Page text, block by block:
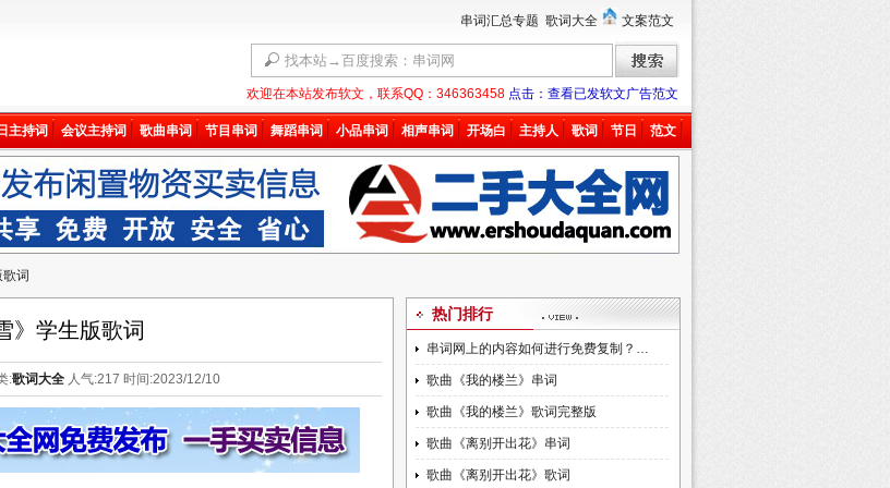
串词汇总专题 歌词大全 文案范文
欢迎在本站发布软文，联系QQ：346363458 点击：查看已发软文广告范文
主持词 会议主持词 歌曲串词 节目串词 舞蹈串词 小品串词 相声串词 开场白 主持人 歌词 节日 范文
词
》学生版歌词
:歌词大全 人气:217 时间:2023/12/10
热门排行
串词网上的内容如何进行免费复制？…
歌曲《我的楼兰》串词
歌曲《我的楼兰》歌词完整版
歌曲《离别开出花》串词
歌曲《离别开出花》歌词
网站验证码
微信扫码查看验证码
不再弹出